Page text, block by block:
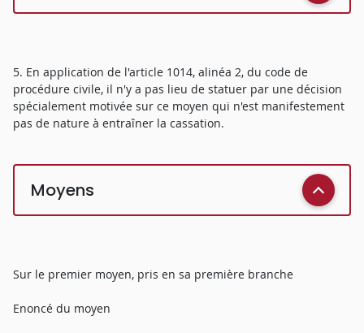
5. En application de l'article 1014, alinéa 2, du code de
procédure civile, il n'y a pas lieu de statuer par une décision
spécialement motivée sur ce moyen qui n'est manifestement
pas de nature à entraîner la cassation.
Moyens
Sur le premier moyen, pris en sa première branche
Enoncé du moyen